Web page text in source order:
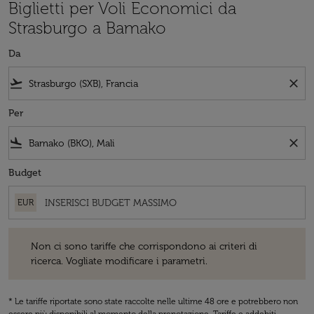
Biglietti per Voli Economici da
Strasburgo a Bamako
Da
flight_takeoff close
Per
flight_land close
Budget
EUR
Non ci sono tariffe che corrispondono ai criteri di
ricerca. Vogliate modificare i parametri.
* Le tariffe riportate sono state raccolte nelle ultime 48 ore e potrebbero non